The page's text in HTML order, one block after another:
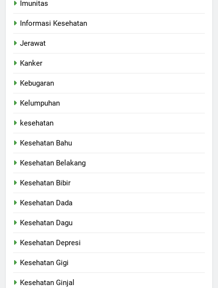
Imunitas
Informasi Kesehatan
Jerawat
Kanker
Kebugaran
Kelumpuhan
kesehatan
Kesehatan Bahu
Kesehatan Belakang
Kesehatan Bibir
Kesehatan Dada
Kesehatan Dagu
Kesehatan Depresi
Kesehatan Gigi
Kesehatan Ginjal